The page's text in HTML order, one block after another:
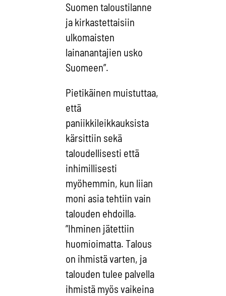
Suomen taloustilanne
ja kirkastettaisiin
ulkomaisten
lainanantajien usko
Suomeen”.
Pietikäinen muistuttaa,
että
paniikkileikkauksista
kärsittiin sekä
taloudellisesti että
inhimillisesti
myöhemmin, kun liian
moni asia tehtiin vain
talouden ehdoilla.
”Ihminen jätettiin
huomioimatta. Talous
on ihmistä varten, ja
talouden tulee palvella
ihmistä myös vaikeina